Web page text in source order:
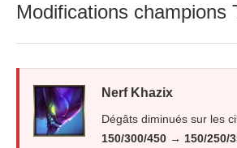
Modifications champions
Nerf Khazix
Dégâts diminués sur les
150/300/450 → 150/250/